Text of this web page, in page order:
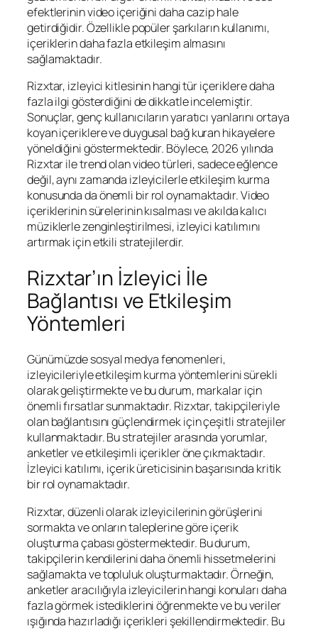
efektlerinin video içeriğini daha cazip hale
getirdiğidir. Özellikle popüler şarkıların kullanımı,
içeriklerin daha fazla etkileşim almasını
sağlamaktadır.
Rizxtar, izleyici kitlesinin hangi tür içeriklere daha
fazla ilgi gösterdiğini de dikkatle incelemiştir.
Sonuçlar, genç kullanıcıların yaratıcı yanlarını ortaya
koyan içeriklere ve duygusal bağ kuran hikayelere
yöneldiğini göstermektedir. Böylece, 2026 yılında
Rizxtar ile trend olan video türleri, sadece eğlence
değil, aynı zamanda izleyicilerle etkileşim kurma
konusunda da önemli bir rol oynamaktadır. Video
içeriklerinin sürelerinin kısalması ve akılda kalıcı
müziklerle zenginleştirilmesi, izleyici katılımını
artırmak için etkili stratejilerdir.
Rizxtar’ın İzleyici İle
Bağlantısı ve Etkileşim
Yöntemleri
Günümüzde sosyal medya fenomenleri,
izleyicileriyle etkileşim kurma yöntemlerini sürekli
olarak geliştirmekte ve bu durum, markalar için
önemli fırsatlar sunmaktadır. Rizxtar, takipçileriyle
olan bağlantısını güçlendirmek için çeşitli stratejiler
kullanmaktadır. Bu stratejiler arasında yorumlar,
anketler ve etkileşimli içerikler öne çıkmaktadır.
İzleyici katılımı, içerik üreticisinin başarısında kritik
bir rol oynamaktadır.
Rizxtar, düzenli olarak izleyicilerinin görüşlerini
sormakta ve onların taleplerine göre içerik
oluşturma çabası göstermektedir. Bu durum,
takipçilerin kendilerini daha önemli hissetmelerini
sağlamakta ve topluluk oluşturmaktadır. Örneğin,
anketler aracılığıyla izleyicilerin hangi konuları daha
fazla görmek istediklerini öğrenmekte ve bu veriler
ışığında hazırladığı içerikleri şekillendirmektedir. Bu